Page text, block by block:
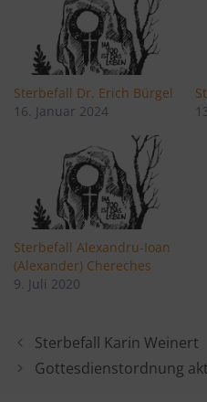
Sterbefall Dr. Erich Bürgel
16. Januar 2024
Sterbefall Alexandru-Ioan
(Alexander) Chereches
9. Juli 2020
Sterbefall Karin Weinert
Gottesdienstordnung